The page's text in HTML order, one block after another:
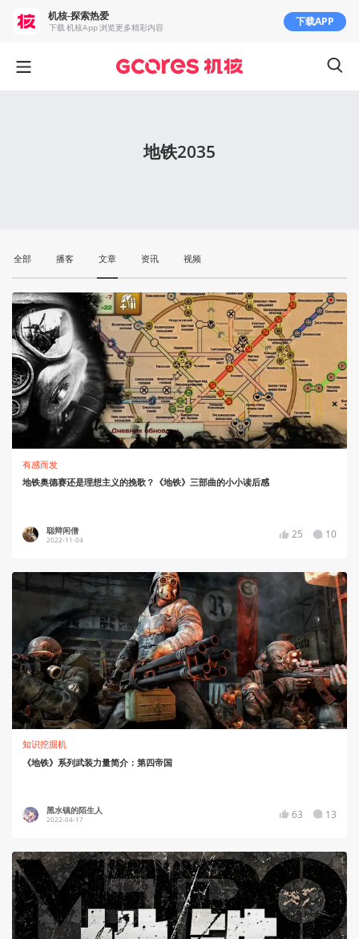
地铁2035
全部 播客 文章 资讯 视频
有感而发
地铁奥德赛还是理想主义的挽歌？《地铁》三部曲的小小读后感
聪辩闲僧
2022-11-04 25 10
知识挖掘机
《地铁》系列武装力量简介：第四帝国
黑水镇的陌生人
2022-04-17 63 13
机核-探索热爱
下载 机核App 浏览更多精彩内容 下载APP